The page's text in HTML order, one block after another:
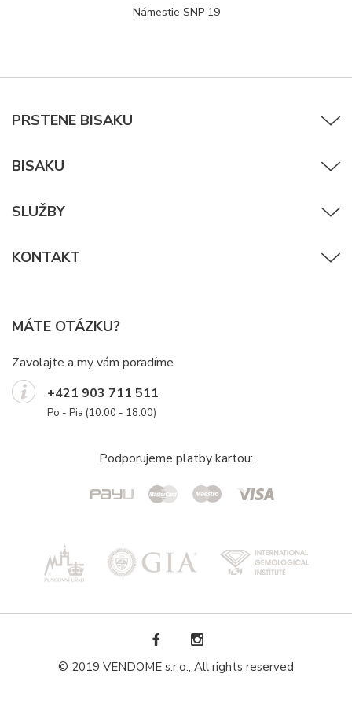
Námestie SNP 19
PRSTENE BISAKU
BISAKU
SLUŽBY
KONTAKT
MÁTE OTÁZKU?
Zavolajte a my vám poradíme
+421 903 711 511
Po - Pia (10:00 - 18:00)
Podporujeme platby kartou:
© 2019 VENDOME s.r.o., All rights reserved